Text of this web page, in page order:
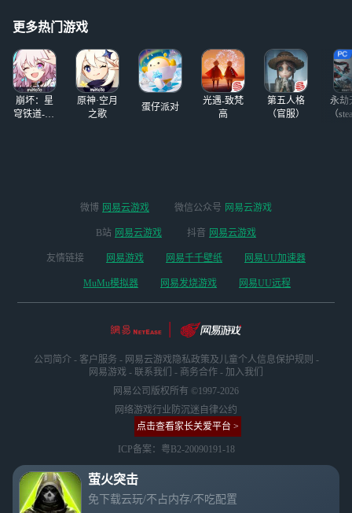
萤火突击
免下载云玩/不占内存/不吃配置
东西都是靠自己出
的。我之后游戏
的将官，要么就是12级13级
更多热门游戏
崩坏：星
穹铁道-4.4
原神·空月
之歌
蛋仔派对
光遇-致梵
高
第五人格
（官服）
永劫
（
微博 网易云游戏 微信公众号 网易云游戏
B站 网易云游戏 抖音 网易云游戏
友情链接 网易游戏 网易千千壁纸 网易UU加速器
MuMu模拟器 网易发烧游戏 网易UU远程
公司简介 - 客户服务 - 网易云游戏隐私政策及儿童个人信息保护规则 -
网易游戏 - 联系我们 - 商务合作 - 加入我们
网易公司版权所有 ©1997-2026
网络游戏行业防沉迷自律公约
点击查看家长关爱平台 >
ICP备案：粤B2-20090191-18